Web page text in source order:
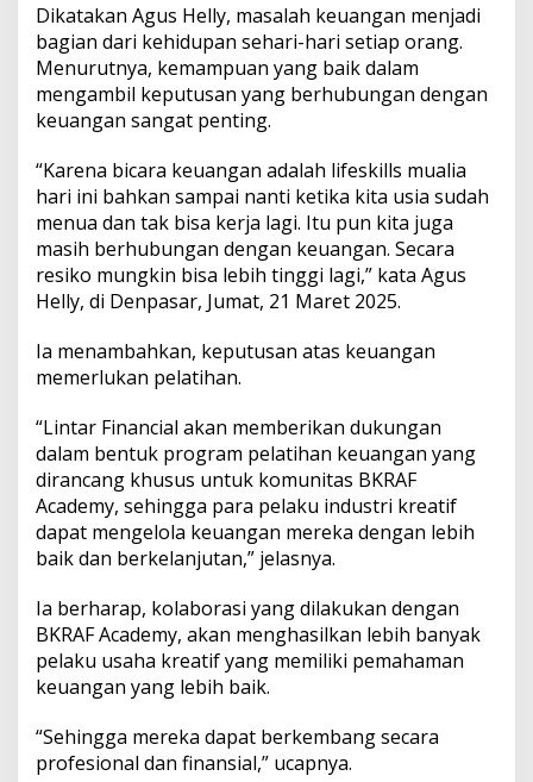
s
i
T
n
g
a
t
k
a
n
L
r
a
i
K
u
a
n
g
b
a
g
i
e
l
a
Dikatakan Agus Helly, masalah keuangan menjadi
bagian dari kehidupan sehari-hari setiap orang.
Menurutnya, kemampuan yang baik dalam
mengambil keputusan yang berhubungan dengan
keuangan sangat penting.
“Karena bicara keuangan adalah lifeskills mualia
hari ini bahkan sampai nanti ketika kita usia sudah
menua dan tak bisa kerja lagi. Itu pun kita juga
masih berhubungan dengan keuangan. Secara
resiko mungkin bisa lebih tinggi lagi,” kata Agus
Helly, di Denpasar, Jumat, 21 Maret 2025.
Ia menambahkan, keputusan atas keuangan
memerlukan pelatihan.
“Lintar Financial akan memberikan dukungan
dalam bentuk program pelatihan keuangan yang
dirancang khusus untuk komunitas BKRAF
Academy, sehingga para pelaku industri kreatif
dapat mengelola keuangan mereka dengan lebih
baik dan berkelanjutan,” jelasnya.
Ia berharap, kolaborasi yang dilakukan dengan
BKRAF Academy, akan menghasilkan lebih banyak
pelaku usaha kreatif yang memiliki pemahaman
keuangan yang lebih baik.
“Sehingga mereka dapat berkembang secara
profesional dan finansial,” ucapnya.